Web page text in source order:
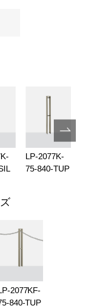
LP-2077K-
75-840-TUP
2077KF-
840-TUP